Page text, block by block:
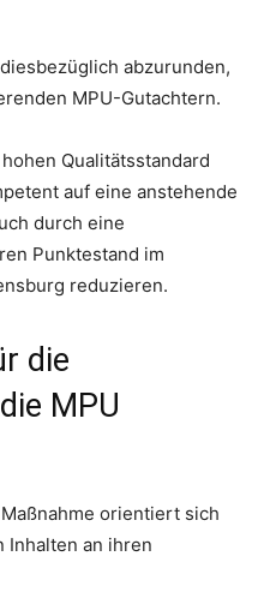
abzurunden,
MPU-Gutachtern.
Qualitätsstandard
auf eine anstehende
durch eine
Punktestand im
reduzieren.
die
MPU
orientiert sich
Inhalten an ihren